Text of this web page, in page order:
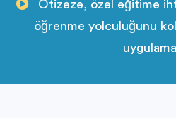
Otizeze, özel eğitime
öğrenme yolculuğunu